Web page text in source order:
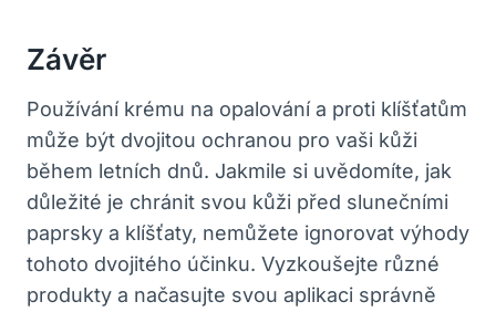
Závěr
Používání krému na opalování a proti klíšťatům
může být dvojitou ochranou pro vaši kůži
během letních dnů. Jakmile si uvědomíte, jak
důležité je chránit svou kůži před slunečními
paprsky a klíšťaty, nemůžete ignorovat výhody
tohoto dvojitého účinku. Vyzkoušejte různé
produkty a načasujte svou aplikaci správně